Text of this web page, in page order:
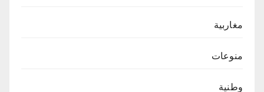
مغاربية
منوعات
وطنية